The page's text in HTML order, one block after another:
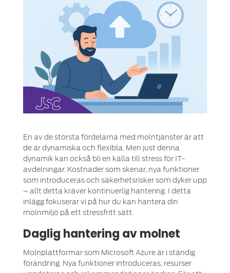
En av de största fördelarna med molntjänster är att
de är dynamiska och flexibla. Men just denna
dynamik kan också bli en källa till stress för IT-
avdelningar. Kostnader som skenar, nya funktioner
som introduceras och säkerhetsrisker som dyker upp
– allt detta kräver kontinuerlig hantering. I detta
inlägg fokuserar vi på hur du kan hantera din
molnmiljö på ett stressfritt sätt.
Daglig hantering av molnet
Molnplattformar som Microsoft Azure är i ständig
förändring. Nya funktioner introduceras, resurser